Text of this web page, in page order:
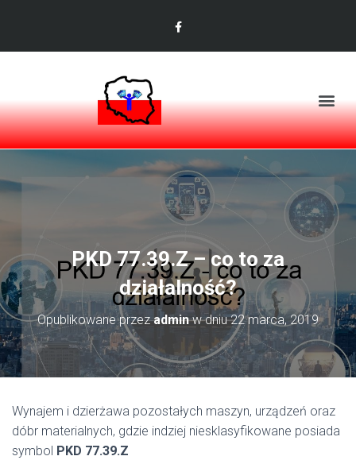
PKD 77.39.Z – co to za
działalność?
Opublikowane przezadminw dniu22 marca, 2019
Wynajem i dzierżawa pozostałych maszyn, urządzeń oraz
dóbr materialnych, gdzie indziej niesklasyfikowane posiada
symbol PKD 77.39.Z